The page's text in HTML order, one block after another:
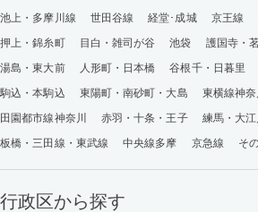
池上・多摩川線
世田谷線 経堂･成城 京王線
押上・錦糸町
目白・雑司が谷 池袋 護国寺・
湯島・東大前
人形町・日本橋 谷根千・日暮里
駒込・本駒込
東陽町・南砂町・大島 東横線神奈
田園都市線神奈川
赤羽・十条・王子
練馬・大
板橋・三田線・東武線
中央線多摩 京急線 そ
行政区から探す